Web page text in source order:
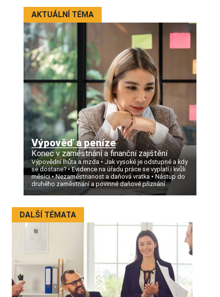
AKTUÁLNÍ TÉMA
Výpověď a peníze
Konec v zaměstnání a finanční zajištění
Výpovědní lhůta a mzda
Jak vysoké je odstupné a kdy
se dostane?
Evidence na úřadu práce se vyplatí i kvůli
měsíci
Nezaměstnanost a daňová vratka
Nástup do
druhého zaměstnání a povinné daňové přiznání
DALŠÍ TÉMATA